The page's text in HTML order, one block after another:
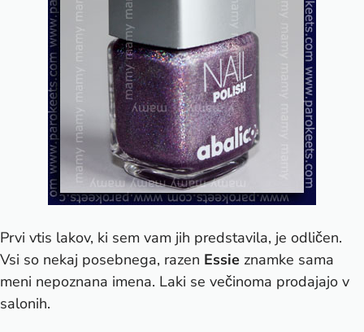
Prvi vtis lakov, ki sem vam jih predstavila, je odličen.
Vsi so nekaj posebnega, razen Essie znamke sama
meni nepoznana imena. Laki se večinoma prodajajo v
salonih.